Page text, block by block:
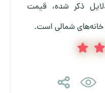
ذکر شده، قیمت
خانه‌های شمالی است.